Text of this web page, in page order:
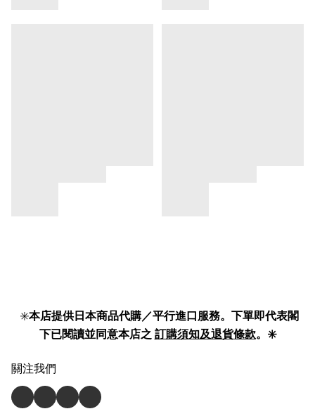
✳️本店提供日本商品代購／平行進口服務。下單即代表閣
下已閱讀並同意本店之 訂購須知及退貨條款。✳️
關注我們